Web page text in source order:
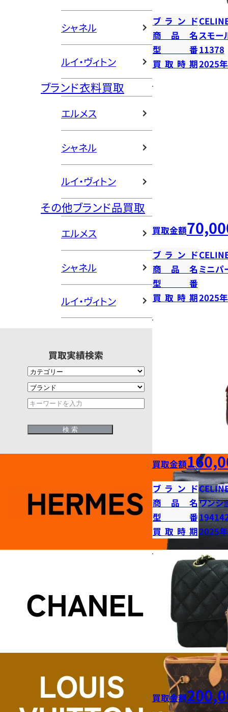
シャネル
ルイ・ヴィトン
ブランド衣料買取
エルメス
シャネル
ルイ・ヴィトン
その他ブランド品買取
エルメス
シャネル
ルイ・ヴィトン
買取実績検索
ブランド
商品名スモー
型番11378
買取時期2025
買取金額
ブランド
商品名 ミニパ
型番
買取時期2025
買取金額
ブランド
商品名ワンシ
型番
買取時期2025
買取金額